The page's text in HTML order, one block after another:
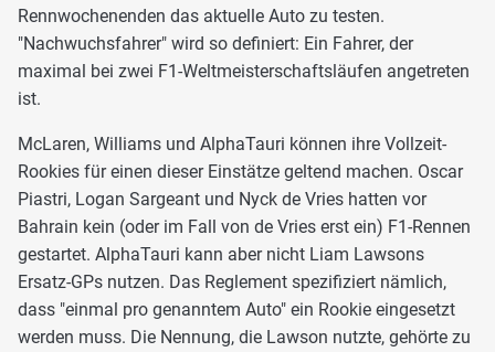
Rennwochenenden das aktuelle Auto zu testen.
"Nachwuchsfahrer" wird so definiert: Ein Fahrer, der
maximal bei zwei F1-Weltmeisterschaftsläufen angetreten
ist.
McLaren, Williams und AlphaTauri können ihre Vollzeit-
Rookies für einen dieser Einstätze geltend machen. Oscar
Piastri, Logan Sargeant und Nyck de Vries hatten vor
Bahrain kein (oder im Fall von de Vries erst ein) F1-Rennen
gestartet. AlphaTauri kann aber nicht Liam Lawsons
Ersatz-GPs nutzen. Das Reglement spezifiziert nämlich,
dass "einmal pro genanntem Auto" ein Rookie eingesetzt
werden muss. Die Nennung, die Lawson nutzte, gehörte zu